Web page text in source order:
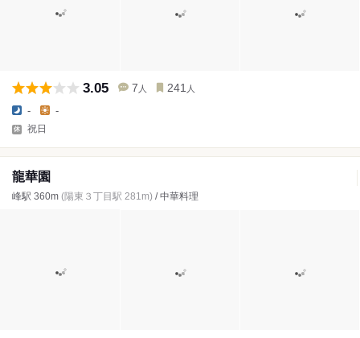
3.05 7 人 241 人
- -
祝日
龍華園
峰駅 360m (陽東３丁目駅 281m) / 中華料理